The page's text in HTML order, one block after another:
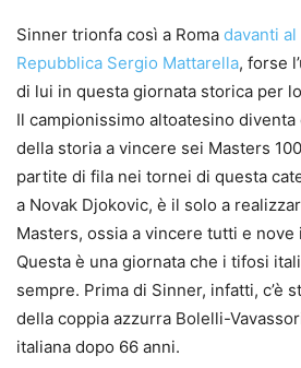
Sinner trionfa così a Roma davanti
Repubblica Sergio Mattarella, forse
di lui in questa giornata storica per
Il campionissimo altoatesino diventa
della storia a vincere sei Masters
partite di fila nei tornei di questa
a Novak Djokovic, è il solo a
Masters, ossia a vincere tutti e nove
Questa è una giornata che i tifosi
sempre. Prima di Sinner, infatti, c’è
della coppia azzurra Bolelli-
italiana dopo 66 anni.